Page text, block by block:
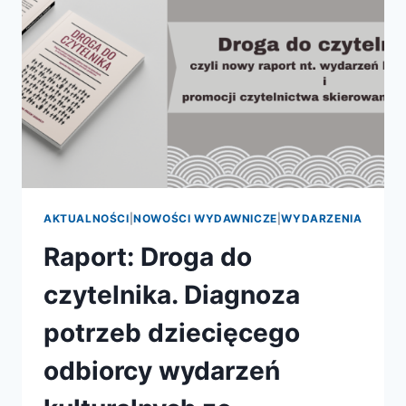
KSIĄŻKI!
AKTUALNOŚCI |NOWOŚCI WYDAWNICZE |WYDARZENIA
Raport: Droga do
czytelnika. Diagnoza
potrzeb dziecięcego
odbiorcy wydarzeń